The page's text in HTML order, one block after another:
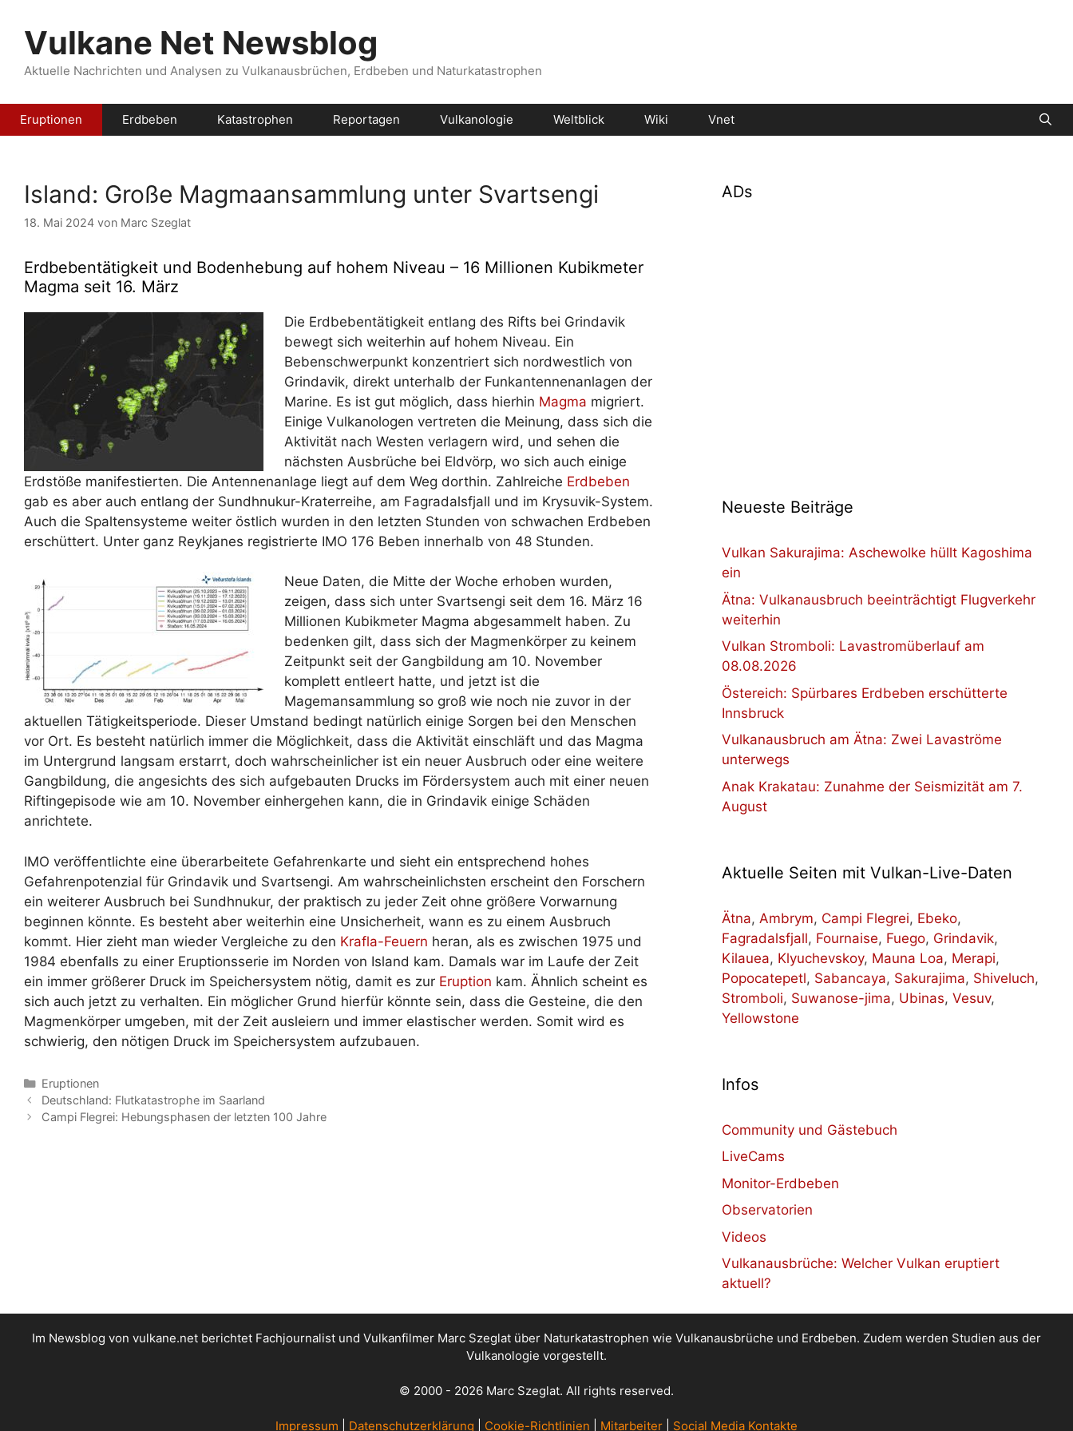
Inhalt
springenVulkane Net Newsblog
Aktuelle Nachrichten und Analysen zu Vulkanausbrüchen, Erdbeben und Naturkatastrophen
Eruptionen Erdbeben Katastrophen Reportagen Vulkanologie Weltblick Wiki Vnet
Island: Große Magmaansammlung unter Svartsengi
18. Mai 2024 von Marc Szeglat
Erdbebentätigkeit und Bodenhebung auf hohem Niveau – 16 Millionen Kubikmeter
Magma seit 16. März
Die Erdbebentätigkeit entlang des Rifts bei Grindavik
bewegt sich weiterhin auf hohem Niveau. Ein
Bebenschwerpunkt konzentriert sich nordwestlich von
Grindavik, direkt unterhalb der Funkantennenanlagen der
Marine. Es ist gut möglich, dass hierhin Magma migriert.
Einige Vulkanologen vertreten die Meinung, dass sich die
Aktivität nach Westen verlagern wird, und sehen die
nächsten Ausbrüche bei Eldvörp, wo sich auch einige
Erdstöße manifestierten. Die Antennenanlage liegt auf dem Weg dorthin. Zahlreiche Erdbeben
gab es aber auch entlang der Sundhnukur-Kraterreihe, am Fagradalsfjall und im Krysuvik-System.
Auch die Spaltensysteme weiter östlich wurden in den letzten Stunden von schwachen Erdbeben
erschüttert. Unter ganz Reykjanes registrierte IMO 176 Beben innerhalb von 48 Stunden.
Neue Daten, die Mitte der Woche erhoben wurden,
zeigen, dass sich unter Svartsengi seit dem 16. März 16
Millionen Kubikmeter Magma abgesammelt haben. Zu
bedenken gilt, dass sich der Magmenkörper zu keinem
Zeitpunkt seit der Gangbildung am 10. November
komplett entleert hatte, und jetzt ist die
Magemansammlung so groß wie noch nie zuvor in der
aktuellen Tätigkeitsperiode. Dieser Umstand bedingt natürlich einige Sorgen bei den Menschen
vor Ort. Es besteht natürlich immer die Möglichkeit, dass die Aktivität einschläft und das Magma
im Untergrund langsam erstarrt, doch wahrscheinlicher ist ein neuer Ausbruch oder eine weitere
Gangbildung, die angesichts des sich aufgebauten Drucks im Fördersystem auch mit einer neuen
Riftingepisode wie am 10. November einhergehen kann, die in Grindavik einige Schäden
anrichtete.
IMO veröffentlichte eine überarbeitete Gefahrenkarte und sieht ein entsprechend hohes
Gefahrenpotenzial für Grindavik und Svartsengi. Am wahrscheinlichsten erscheint den Forschern
ein weiterer Ausbruch bei Sundhnukur, der praktisch zu jeder Zeit ohne größere Vorwarnung
beginnen könnte. Es besteht aber weiterhin eine Unsicherheit, wann es zu einem Ausbruch
kommt. Hier zieht man wieder Vergleiche zu den Krafla-Feuern heran, als es zwischen 1975 und
1984 ebenfalls zu einer Eruptionsserie im Norden von Island kam. Damals war im Laufe der Zeit
ein immer größerer Druck im Speichersystem nötig, damit es zur Eruption kam. Ähnlich scheint es
sich auch jetzt zu verhalten. Ein möglicher Grund hierfür könnte sein, dass die Gesteine, die den
Magmenkörper umgeben, mit der Zeit ausleiern und immer elastischer werden. Somit wird es
schwierig, den nötigen Druck im Speichersystem aufzubauen.
Kategorien
Eruptionen
Deutschland: Flutkatastrophe im Saarland
Campi Flegrei: Hebungsphasen der letzten 100 Jahre
ADs
Neueste Beiträge
Vulkan Sakurajima: Aschewolke hüllt Kagoshima
ein
Ätna: Vulkanausbruch beeinträchtigt Flugverkehr
weiterhin
Vulkan Stromboli: Lavastromüberlauf am
08.08.2026
Östereich: Spürbares Erdbeben erschütterte
Innsbruck
Vulkanausbruch am Ätna: Zwei Lavaströme
unterwegs
Anak Krakatau: Zunahme der Seismizität am 7.
August
Aktuelle Seiten mit Vulkan-Live-Daten
Ätna, Ambrym, Campi Flegrei, Ebeko,
Fagradalsfjall, Fournaise, Fuego, Grindavik,
Kilauea, Klyuchevskoy, Mauna Loa, Merapi,
Popocatepetl, Sabancaya, Sakurajima, Shiveluch,
Stromboli, Suwanose-jima, Ubinas, Vesuv,
Yellowstone
Infos
Community und Gästebuch
LiveCams
Monitor-Erdbeben
Observatorien
Videos
Vulkanausbrüche: Welcher Vulkan eruptiert
aktuell?
Im Newsblog von vulkane.net berichtet Fachjournalist und Vulkanfilmer Marc Szeglat über Naturkatastrophen wie Vulkanausbrüche und Erdbeben. Zudem werden Studien aus der
Vulkanologie vorgestellt.
© 2000 - 2026 Marc Szeglat. All rights reserved.
Impressum Datenschutzerklärung Cookie-Richtlinien Mitarbeiter Social Media Kontakte